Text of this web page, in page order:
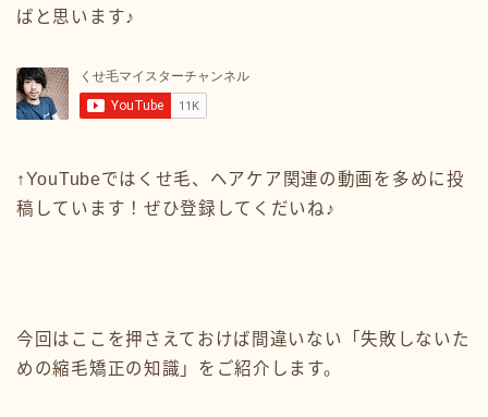
ばと思います♪
↑YouTubeではくせ毛、ヘアケア関連の動画を多めに投
稿しています！ぜひ登録してくだいね♪
今回はここを押さえておけば間違いない「失敗しないた
めの縮毛矯正の知識」をご紹介します。